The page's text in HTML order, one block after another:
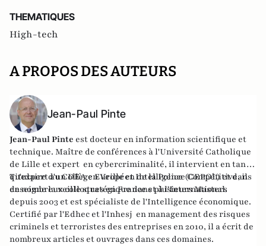
THEMATIQUES
High-tech
A PROPOS DES AUTEURS
Jean-Paul Pinte
Jean-Paul Pinte est docteur en information scientifique et
technique. Maître de conférences à l'Université Catholique
de Lille et expert en cybercriminalité, il intervient en tant
qu'expert au Collège Européen de la Police (CEPOL) et dans
de nombreux colloques en France et à l'International.
Titulaire d'un DEA en Veille et Intelligence Compétitive, il
enseigne la veille stratégique dans plusieurs Masters
depuis 2003 et est spécialiste de l'Intelligence économique.
Certifié par l'Edhec et l'Inhesj en management des risques
criminels et terroristes des entreprises en 2010, il a écrit de
nombreux articles et ouvrages dans ces domaines.